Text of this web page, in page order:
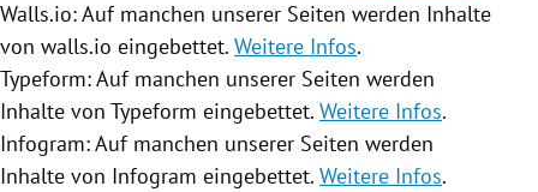
Walls.io: Auf manchen unserer Seiten werden Inhalte
von walls.io eingebettet. Weitere Infos.
Typeform: Auf manchen unserer Seiten werden
Inhalte von Typeform eingebettet. Weitere Infos.
Infogram: Auf manchen unserer Seiten werden
Inhalte von Infogram eingebettet. Weitere Infos.